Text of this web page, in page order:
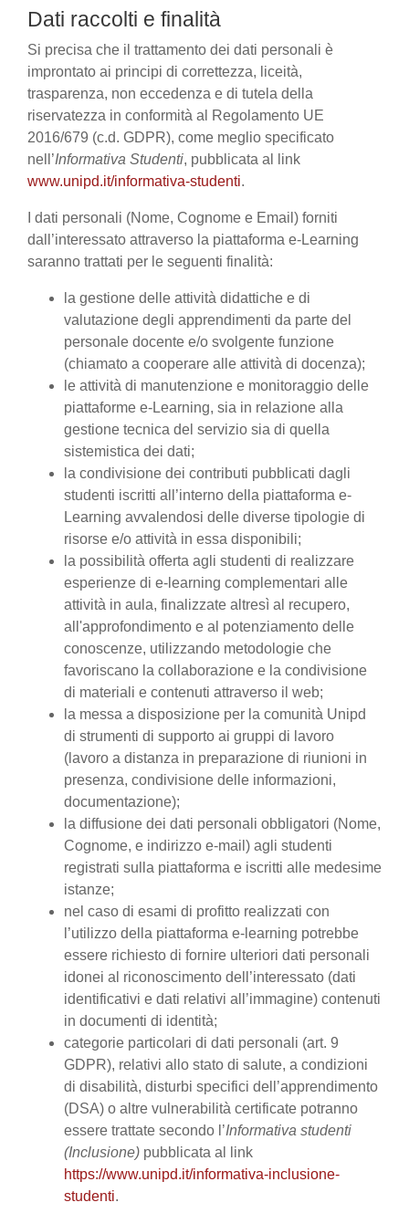
Dati raccolti e finalità
Si precisa che il trattamento dei dati personali è
improntato ai principi di correttezza, liceità,
trasparenza, non eccedenza e di tutela della
riservatezza in conformità al Regolamento UE
2016/679 (c.d. GDPR), come meglio specificato
nell’Informativa Studenti, pubblicata al link
www.unipd.it/informativa-studenti.
I dati personali (Nome, Cognome e Email) forniti
dall’interessato attraverso la piattaforma e-Learning
saranno trattati per le seguenti finalità:
la gestione delle attività didattiche e di
valutazione degli apprendimenti da parte del
personale docente e/o svolgente funzione
(chiamato a cooperare alle attività di docenza);
le attività di manutenzione e monitoraggio delle
piattaforme e-Learning, sia in relazione alla
gestione tecnica del servizio sia di quella
sistemistica dei dati;
la condivisione dei contributi pubblicati dagli
studenti iscritti all’interno della piattaforma e-
Learning avvalendosi delle diverse tipologie di
risorse e/o attività in essa disponibili;
la possibilità offerta agli studenti di realizzare
esperienze di e-learning complementari alle
attività in aula, finalizzate altresì al recupero,
all'approfondimento e al potenziamento delle
conoscenze, utilizzando metodologie che
favoriscano la collaborazione e la condivisione
di materiali e contenuti attraverso il web;
la messa a disposizione per la comunità Unipd
di strumenti di supporto ai gruppi di lavoro
(lavoro a distanza in preparazione di riunioni in
presenza, condivisione delle informazioni,
documentazione);
la diffusione dei dati personali obbligatori (Nome,
Cognome, e indirizzo e-mail) agli studenti
registrati sulla piattaforma e iscritti alle medesime
istanze;
nel caso di esami di profitto realizzati con
l’utilizzo della piattaforma e-learning potrebbe
essere richiesto di fornire ulteriori dati personali
idonei al riconoscimento dell’interessato (dati
identificativi e dati relativi all’immagine) contenuti
in documenti di identità;
categorie particolari di dati personali (art. 9
GDPR), relativi allo stato di salute, a condizioni
di disabilità, disturbi specifici dell’apprendimento
(DSA) o altre vulnerabilità certificate potranno
essere trattate secondo l’Informativa studenti
(Inclusione) pubblicata al link
https://www.unipd.it/informativa-inclusione-
studenti.